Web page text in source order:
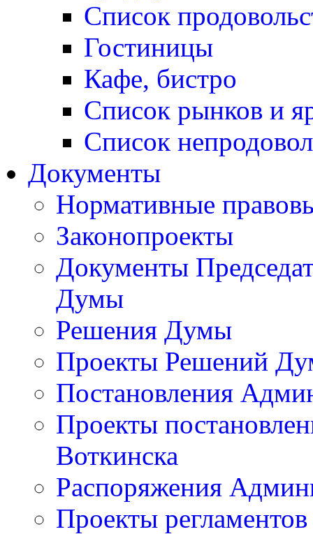
Список
Гостиницы
Кафе, бистро
Cписок рынков и
Список
Документы
Нормативные
Законопроекты
Документы
Думы
Решения Думы
Проекты Решений
Постановления
Проекты
Воткинска
Распоряжения
Проекты